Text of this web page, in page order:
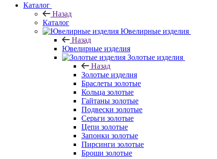
Каталог
Назад
Каталог
Ювелирные изделия
Назад
Ювелирные изделия
Золотые изделия
Назад
Золотые изделия
Браслеты золотые
Кольца золотые
Гайтаны золотые
Подвески золотые
Серьги золотые
Цепи золотые
Запонки золотые
Пирсинги золотые
Броши золотые